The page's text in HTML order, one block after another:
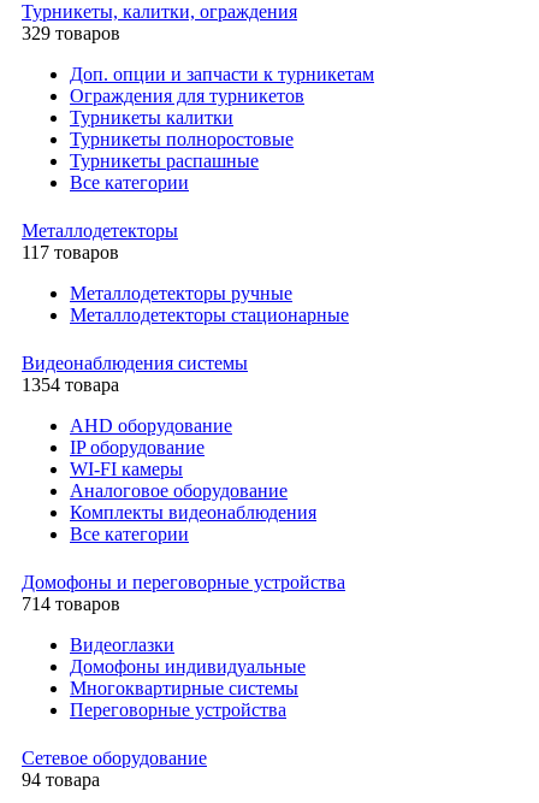
Турникеты, калитки, ограждения
329 товаров
Доп. опции и запчасти к турникетам
Ограждения для турникетов
Турникеты калитки
Турникеты полноростовые
Турникеты распашные
Все категории
Металлодетекторы
117 товаров
Металлодетекторы ручные
Металлодетекторы стационарные
Видеонаблюдения cистемы
1354 товара
AHD оборудование
IP оборудование
WI-FI камеры
Аналоговое оборудование
Комплекты видеонаблюдения
Все категории
Домофоны и переговорные устройства
714 товаров
Видеоглазки
Домофоны индивидуальные
Многоквартирные системы
Переговорные устройства
Сетевое оборудование
94 товара